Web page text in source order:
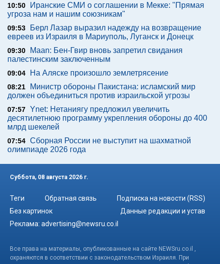
10:50
Иранские СМИ о соглашении в Мекке: "Прямая
угроза нам и нашим союзникам"
09:53
Берл Лазар выразил надежду на возвращение
евреев из Израиля в Мариуполь, Луганск и Донецк
09:30
Maan: Бен-Гвир вновь запретил свидания
палестинским заключенным
09:04 На Аляске произошло землетрясение
08:21
Министр обороны Пакистана: исламский мир
должен объединиться против израильской угрозы
07:57 Ynet: Нетаниягу предложил увеличить
десятилетнюю программу укрепления обороны до 400
млрд шекелей
07:54 Сборная России не выступит на шахматной
олимпиаде 2026 года
Суббота, 08 августа 2026 г.
Теги Обратная связь
Подписка на новости (RSS)
Без картинок
Данные редакции и устав
Реклама: advertising@newsru.co.il
Все права на материалы, опубликованные на сайте NEWSru.co.il ,
охраняются в соответствии с законодательством Израиля. При